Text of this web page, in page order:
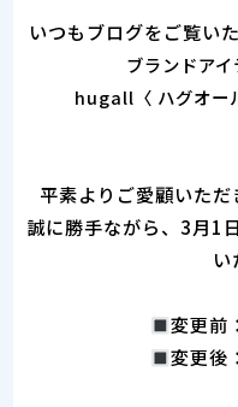
いつもブログをご覧い
ブランドア
hugall〈 ハグオー
平素よりご愛顧いた
誠に勝手ながら、3月1
い
変更前
変更後